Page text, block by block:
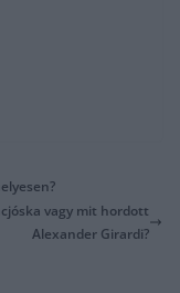
vagy mit hordott
Alexander Girardi?